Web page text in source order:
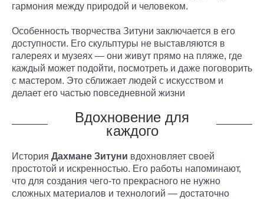
гармония между природой и человеком.
Особенность творчества Зитуни заключается в его
доступности. Его скульптуры не выставляются в
галереях и музеях — они живут прямо на пляже, где
каждый может подойти, посмотреть и даже поговорить
с мастером. Это сближает людей с искусством и
делает его частью повседневной жизни
Вдохновение для
каждого
История Дахмане Зитуни вдохновляет своей
простотой и искренностью. Его работы напоминают,
что для создания чего-то прекрасного не нужно
сложных материалов и технологий — достаточно